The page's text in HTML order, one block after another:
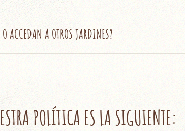
ACCEDAN A OTROS JARDINES?
POLÍTICA ES LA SIGUIENTE: